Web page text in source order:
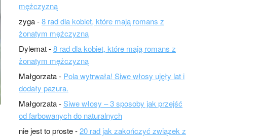
mężczyzną
zyga-8 rad dla kobiet, które mają romans z
żonatym mężczyzną
Dylemat-8 rad dla kobiet, które mają romans z
żonatym mężczyzną
Małgorzata- Pola wytrwała! Siwe włosy ujęły lat i
dodały pazura.
Małgorzata-Siwe włosy – 3 sposoby jak przejść
od farbowanych do naturalnych
nie jest to proste-20 rad jak zakończyć związek z